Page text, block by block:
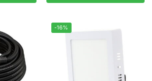
-16%